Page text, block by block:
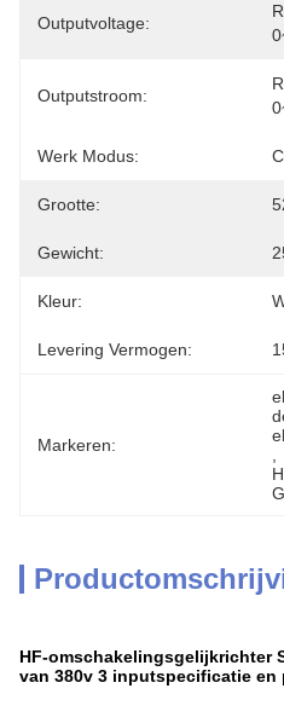
Outputvoltage:
Outputstroom:
Werk Modus:
Grootte:
Gewicht:
Kleur:
Levering Vermogen:
Markeren:
HF-omschakelingsgelijkrichter
van 380v 3 inputspecificatie en